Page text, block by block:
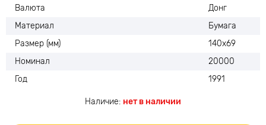
Валюта
Донг
Материал
Бумага
Размер (мм)
140х69
Номинал
20000
Год
1991
Наличие: нет в наличии